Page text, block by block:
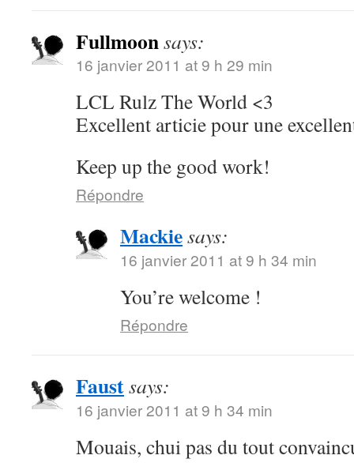
Fullmoonsays:
16 janvier 2011 at 9 h 29 min
LCL Rulz The World <3
Excellent articie pour une
Keep up the good work!
Répondre
Mackiesays:
16 janvier 2011 at 9 h 34 min
You’re welcome !
Répondre
Faustsays:
16 janvier 2011 at 9 h 34 min
Mouais, chui pas du tout